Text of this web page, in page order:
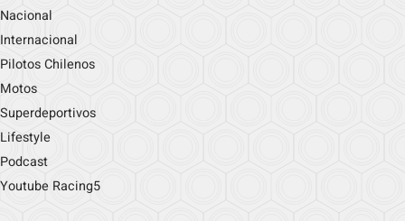
Nacional
Internacional
Pilotos Chilenos
Motos
Superdeportivos
Lifestyle
Podcast
Youtube Racing5